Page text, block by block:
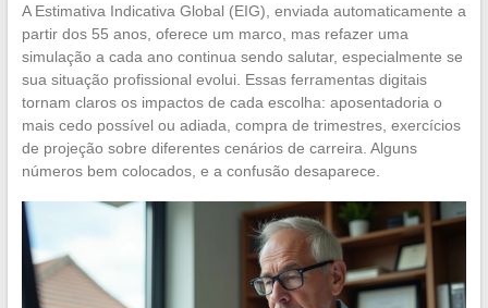
A Estimativa Indicativa Global (EIG), enviada automaticamente a
partir dos 55 anos, oferece um marco, mas refazer uma
simulação a cada ano continua sendo salutar, especialmente se
sua situação profissional evolui. Essas ferramentas digitais
tornam claros os impactos de cada escolha: aposentadoria o
mais cedo possível ou adiada, compra de trimestres, exercícios
de projeção sobre diferentes cenários de carreira. Alguns
números bem colocados, e a confusão desaparece.